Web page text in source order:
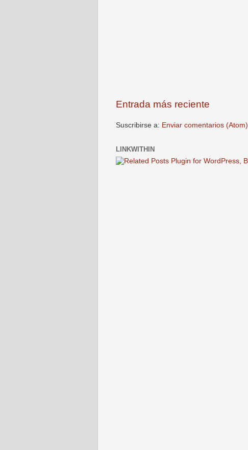
Entrada más reciente
Suscribirse a: Enviar comentarios (Atom)
LINKWITHIN